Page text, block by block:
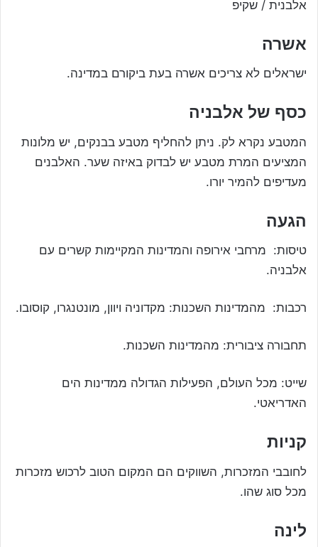
אלבנית / שקיפ
אשרה
ישראלים לא צריכים אשרה בעת ביקורם במדינה.
כסף של אלבניה
המטבע נקרא לק. ניתן להחליף מטבע בבנקים, יש מלונות
המציעים המרת מטבע יש לבדוק באיזה שער. האלבנים
מעדיפים להמיר יורו.
הגעה
טיסות: מרחבי אירופה והמדינות המקיימות קשרים עם
אלבניה.
רכבות: מהמדינות השכנות: מקדוניה ויוון, מונטנגרו, קוסובו.
תחבורה ציבורית: מהמדינות השכנות.
שייט: מכל העולם, הפעילות הגדולה ממדינות הים
האדריאטי.
קניות
לחובבי המזכרות, השווקים הם המקום הטוב לרכוש מזכרות
מכל סוג שהו.
לינה